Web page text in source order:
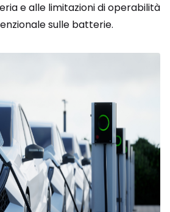
e alle limitazioni di operabilità
sulle batterie.